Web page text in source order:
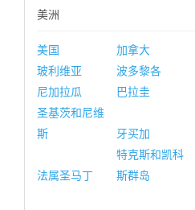
美洲
美国 加拿大
玻利维亚
波多黎各
尼加拉瓜
巴拉圭
圣基茨和尼维
斯
牙买加
法属圣马丁
特克斯和凯科
斯群岛